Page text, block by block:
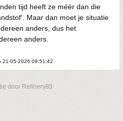
tijd heeft ze méér dan die
Maar dan moet je situatie
anders, dus het
anders.
21-05-2026 09:51:42
door Refinery89